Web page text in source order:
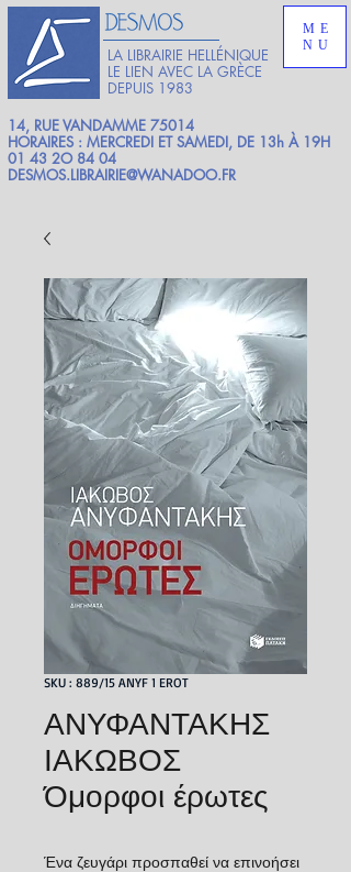
LA LIBRAIRIE HELLÉNIQUE
LE LIEN AVEC LA GRÈCE
DEPUIS 1983
ME
NU
14, RUE VANDAMME 75014
HORAIRES : MERCREDI ET SAMEDI, DE 13h À 19H
01 43 2O 84 04
DESMOS.LIBRAIRIE@WANADOO.FR
SKU : 889/15 ANYF 1 EROT
ΑΝΥΦΑΝΤΑΚΗΣ
ΙΑΚΩΒΟΣ
Όμορφοι έρωτες
Ένα ζευγάρι προσπαθεί να επινοήσει